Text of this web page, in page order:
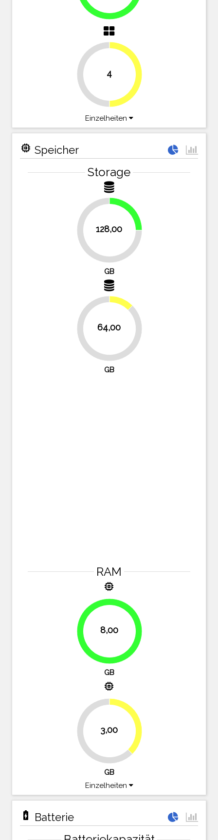
4
Einzelheiten
memory Speicher
Storage
128,00
75%
25%
GB
64,00
87.5%
12.5%
GB
RAM
memory
8,00
100%
GB
memory
3,00
62.5%
37.5%
GB
Einzelheiten
battery_charging_full Batterie